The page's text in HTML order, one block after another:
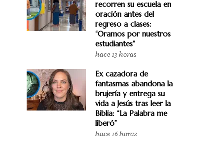
recorren su escuela en
oración antes del
regreso a clases:
“Oramos por nuestros
estudiantes”
hace 13 horas
Ex cazadora de
fantasmas abandona la
brujería y entrega su
vida a Jesús tras leer la
Biblia: “La Palabra me
liberó”
hace 16 horas